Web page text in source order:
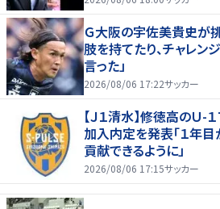
Ｇ大阪の宇佐美貴史が
肢を持てたり、チャレン
言った」
2026/08/06 17:22サッカー
【Ｊ１清水】修徳高のＵ
加入内定を発表「１年
貢献できるように」
2026/08/06 17:15サッカー